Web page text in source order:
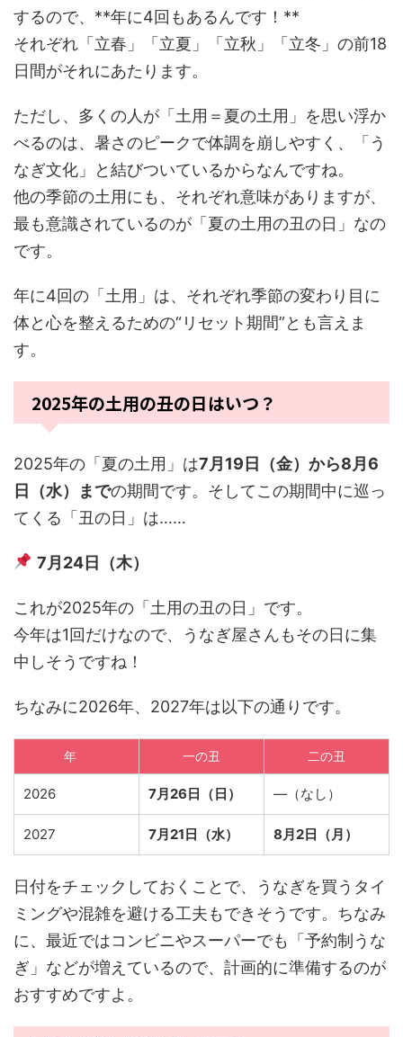
するので、**年に4回もあるんです！**
それぞれ「立春」「立夏」「立秋」「立冬」の前18
日間がそれにあたります。
ただし、多くの人が「土用＝夏の土用」を思い浮か
べるのは、暑さのピークで体調を崩しやすく、「う
なぎ文化」と結びついているからなんですね。
他の季節の土用にも、それぞれ意味がありますが、
最も意識されているのが「夏の土用の丑の日」なの
です。
年に4回の「土用」は、それぞれ季節の変わり目に
体と心を整えるための“リセット期間”とも言えま
す。
2025年の土用の丑の日はいつ？
2025年の「夏の土用」は7月19日（金）から8月6
日（水）までの期間です。そしてこの期間中に巡っ
てくる「丑の日」は……
7月24日（木）
これが2025年の「土用の丑の日」です。
今年は1回だけなので、うなぎ屋さんもその日に集
中しそうですね！
ちなみに2026年、2027年は以下の通りです。
年 一の丑 二の丑
2026 7月26日（日） —（なし）
2027 7月21日（水） 8月2日（月）
日付をチェックしておくことで、うなぎを買うタイ
ミングや混雑を避ける工夫もできそうです。ちなみ
に、最近ではコンビニやスーパーでも「予約制うな
ぎ」などが増えているので、計画的に準備するのが
おすすめですよ。